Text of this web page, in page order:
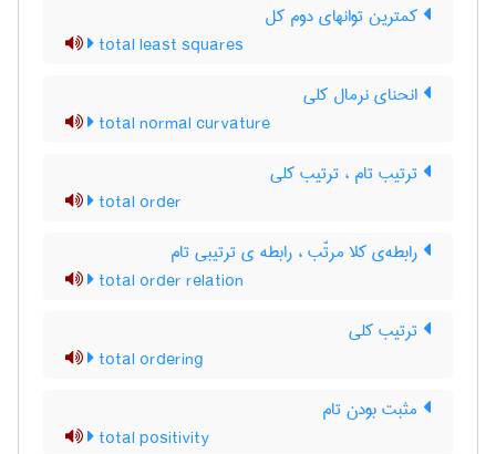
کمترین توانهای دوم کل
total least squares
انحنای نرمال کلی
total normal curvature
ترتیب تام ، ترتیب کلی
total order
رابطه‌ی کلا مرتّب ، رابطه ی ترتیبی تام
total order relation
ترتیب کلی
total ordering
مثبت بودن تام
total positivity